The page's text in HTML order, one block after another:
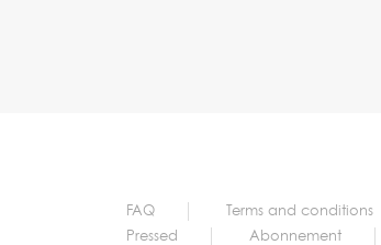
FAQ Terms and conditions
Pressed
Abonnement